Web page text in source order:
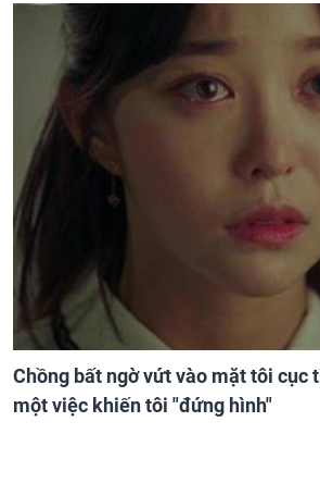
Chồng bất ngờ vứt vào mặt tôi cục
một việc khiến tôi "đứng hình"